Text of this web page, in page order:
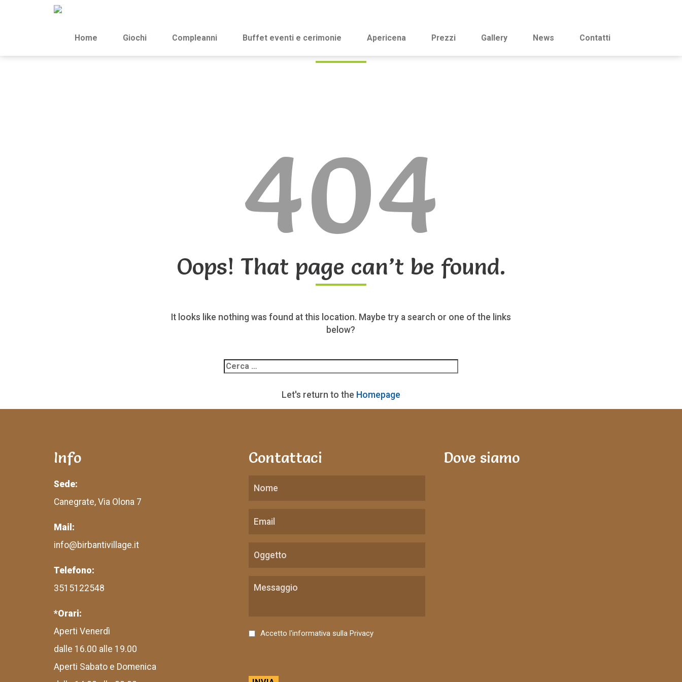
Home Giochi Compleanni Buffet eventi e cerimonie Apericena Prezzi Gallery News Contatti
404
Oops! That page can’t be found.
It looks like nothing was found at this location. Maybe try a search or one of the links
below?
per:
Let's return to the Homepage
Info
Sede:
Canegrate, Via Olona 7
Mail:
info@birbantivillage.it
Telefono:
3515122548
*Orari:
Aperti Venerdì
dalle 16.00 alle 19.00
Aperti Sabato e Domenica
Contattaci
C
e
Accetto l'informativa sulla Privacy
Dove siamo